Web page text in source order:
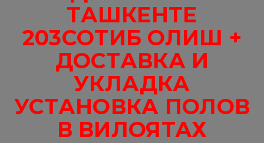
ТАШКЕНТЕ
203СОТИБ ОЛИШ +
ДОСТАВКА И
УКЛАДКА
УСТАНОВКА ПОЛОВ
В ВИЛОЯТАХ